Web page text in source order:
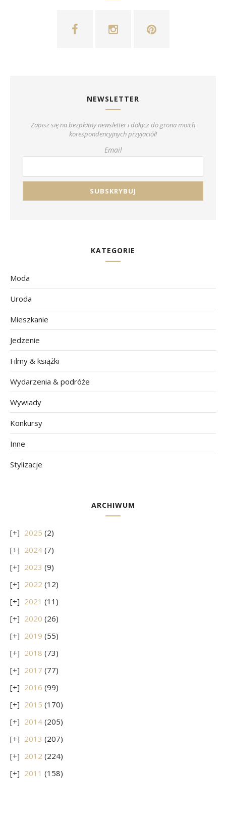
NEWSLETTER
Zapisz się na bezpłatny newsletter i dołącz do grona moich
korespondencyjnych przyjaciół!
Email
KATEGORIE
Moda
Uroda
Mieszkanie
Jedzenie
Filmy & książki
Wydarzenia & podróże
Wywiady
Konkursy
Inne
Stylizacje
ARCHIWUM
2025 (2)
2024 (7)
2023 (9)
2022 (12)
2021 (11)
2020 (26)
2019 (55)
2018 (73)
2017 (77)
2016 (99)
2015 (170)
2014 (205)
2013 (207)
2012 (224)
2011 (158)